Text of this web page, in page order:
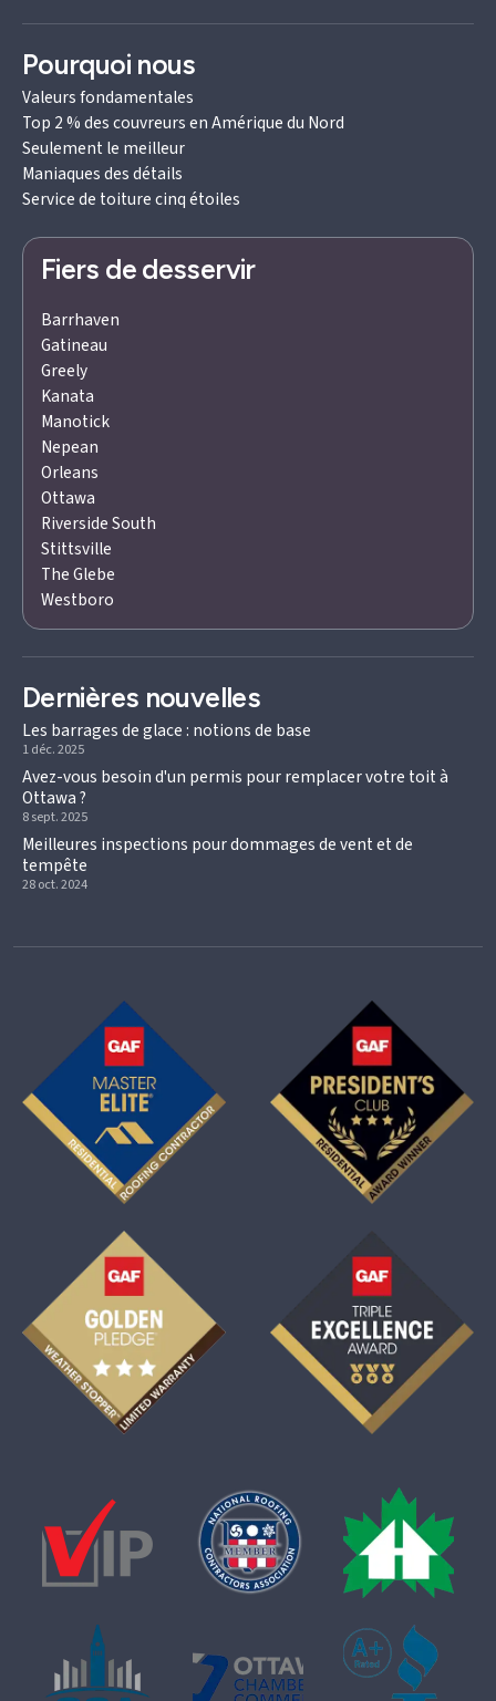
Pourquoi nous
Valeurs fondamentales
Top 2 % des couvreurs en Amérique du Nord
Seulement le meilleur
Maniaques des détails
Service de toiture cinq étoiles
Fiers de desservir
Barrhaven
Gatineau
Greely
Kanata
Manotick
Nepean
Orleans
Ottawa
Riverside South
Stittsville
The Glebe
Westboro
Dernières nouvelles
Les barrages de glace : notions de base
1 déc. 2025
Avez-vous besoin d'un permis pour remplacer votre toit à
Ottawa ?
8 sept. 2025
Meilleures inspections pour dommages de vent et de
tempête
28 oct. 2024